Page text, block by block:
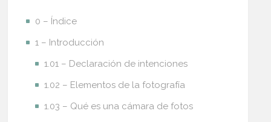
0 – Índice
1 – Introducción
1.01 – Declaración de intenciones
1.02 – Elementos de la fotografía
1.03 – Qué es una cámara de fotos